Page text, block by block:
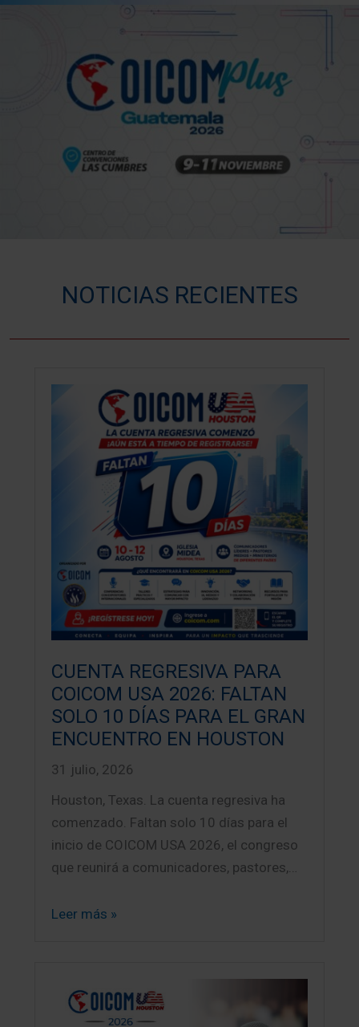
NOTICIAS RECIENTES
CUENTA REGRESIVA PARA
COICOM USA 2026: FALTAN
SOLO 10 DÍAS PARA EL GRAN
ENCUENTRO EN HOUSTON
31 julio, 2026
Houston, Texas. La cuenta regresiva ha
comenzado. Faltan solo 10 días para el
inicio de COICOM USA 2026, el congreso
que reunirá a comunicadores, pastores,…
Leer más »